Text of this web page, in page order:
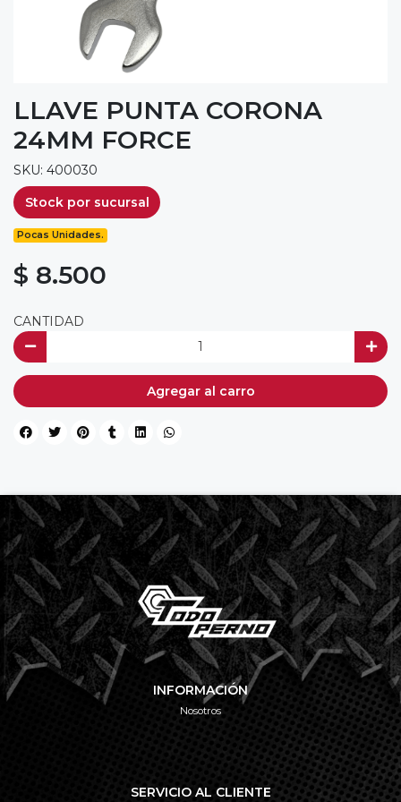
LLAVE PUNTA CORONA
24MM FORCE
SKU: 400030
Stock por sucursal
Pocas Unidades.
$ 8.500
CANTIDAD
Agregar al carro
INFORMACIÓN
Nosotros
SERVICIO AL CLIENTE